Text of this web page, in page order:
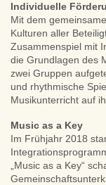
Individuelle
Mit dem
Kulturen aller
Zusammenspiel mit
die Grundlagen des
zwei Gruppen
und rhythmische
Musikunterricht auf
Music as a Key
Im Frühjahr 2018
„Music as a Key“